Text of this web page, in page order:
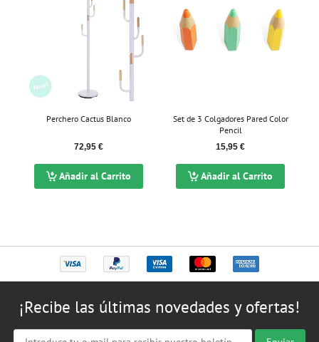
Perchero Cactus Blanco
72,95 €
Añadir al Carrito
Set de 3 Colgadores Pared Color
Pencil
15,95 €
Añadir al Carrito
¡Recibe las últimas novedades y ofertas!